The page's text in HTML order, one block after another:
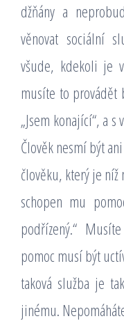
džňány a
věnovat sociální
všude, kdekoli je
musíte to provádět
„Jsem konající“, a s
Člověk nesmí být
člověku, který je níž
schopen mu
podřízený.“
pomoc musí být
taková služba je
jinému.